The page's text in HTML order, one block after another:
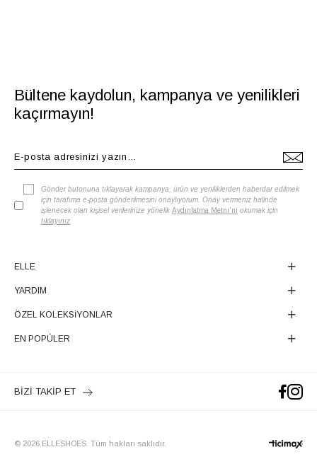
Bültene kaydolun, kampanya ve yenilikleri
kaçırmayın!
Gönder butonuna tıklayarak kampanya, ürün ve yeniliklerden haberdar edilmek
için tarafıma e-posta gönderilmesini onaylıyorum. Onay vermeniz halinde
işlenecek olan kişisel verilerinize yönelik Aydınlatma Metni'ni okumak için
tıklayınız
ELLE
YARDIM
ÖZEL KOLEKSİYONLAR
EN POPÜLER
BİZİ TAKİP ET
© 2026 ELLESHOES. Tüm hakları saklıdır.